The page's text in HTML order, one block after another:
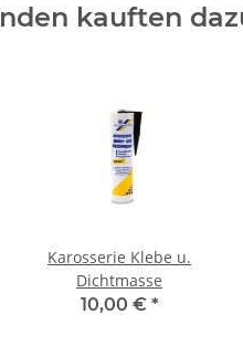
kauften
Karosserie Klebe u.
Dichtmasse
10,00 € *